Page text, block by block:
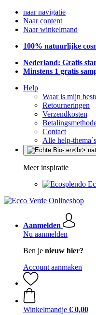
naar navigatie
Naar content
Naar winkelmand
100% natuurlijke
Nederland: Gratis
Minstens 1 gratis
Help
Waar is mijn
Retourneringen
Verzendkosten
Contact
Alle help-thema`s
Meer inspiratie
Aanmelden
Nu aanmelden
Ben je nieuw hier?
Account aanmaken
Winkelmandje € 0,00